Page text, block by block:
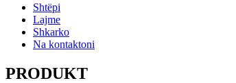
Shtëpi
Lajme
Shkarko
Na kontaktoni
PRODUKT